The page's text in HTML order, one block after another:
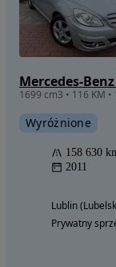
Wyróżnione
158 630
2011
Lublin
Prywatny